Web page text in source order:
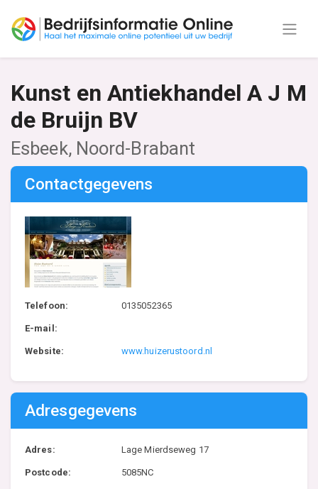
Kunst en Antiekhandel A J M
de Bruijn BV
Esbeek, Noord-Brabant
Contactgegevens
Telefoon: 0135052365
E-mail:
Website: www.huizerustoord.nl
Adresgegevens
Adres: Lage Mierdseweg 17
Postcode: 5085NC